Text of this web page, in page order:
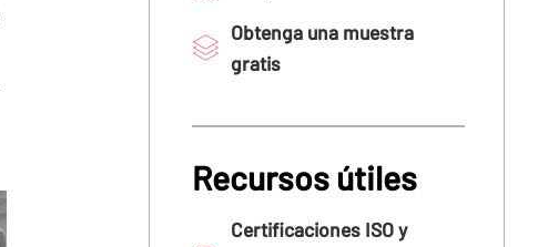
Obtenga una muestra
gratis
Recursos útiles
Certificaciones ISO y